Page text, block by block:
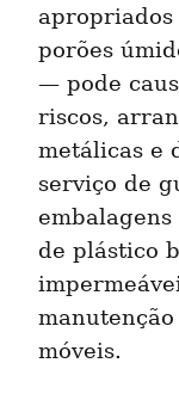
porões
— pode
riscos,
metálicas e
serviço de
de plástico
móveis.